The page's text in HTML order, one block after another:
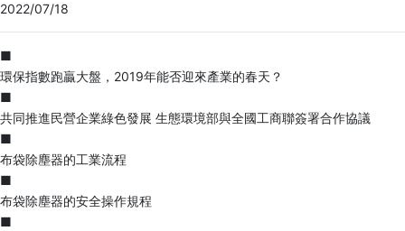
2022/07/18
■
環保指數跑贏大盤，2019年能否迎來產業的春天？
■
共同推進民營企業綠色發展 生態環境部與全國工商聯簽署合作協議
■
布袋除塵器的工業流程
■
布袋除塵器的安全操作規程
■